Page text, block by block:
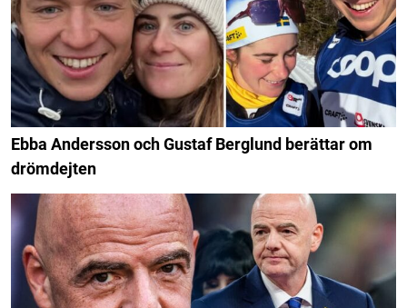
Ebba Andersson och Gustaf Berglund berättar om
drömdejten